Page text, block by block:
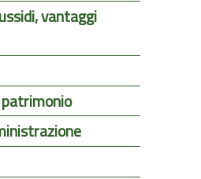
vantaggi